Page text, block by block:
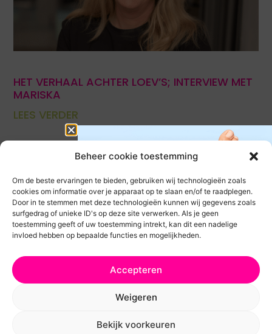
Beheer cookie toestemming
Om de beste ervaringen te bieden, gebruiken wij technologieën zoals
cookies om informatie over je apparaat op te slaan en/of te raadplegen.
Door in te stemmen met deze technologieën kunnen wij gegevens zoals
surfgedrag of unieke ID's op deze site verwerken. Als je geen
toestemming geeft of uw toestemming intrekt, kan dit een nadelige
invloed hebben op bepaalde functies en mogelijkheden.
Accepteren
Weigeren
Bekijk voorkeuren
HET VERHAAL ACHTER LOEV’S; INTERVIEW MET
MARISKA
LEES VERDER
KALKNAGELS BEHANDELEN: WELKE
MOGELIJKHEDEN ZIJN ER?
Ivm vakantietijd kan het iets
langer duren voor je pakketje
op de mat valt maar we
werken er hard aan om het zo